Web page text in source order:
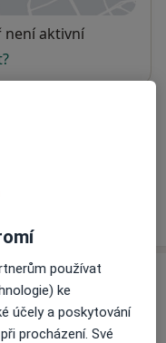
není aktivní
na pojišťovnu
používat
ke
účely a poskytování
procházení. Své